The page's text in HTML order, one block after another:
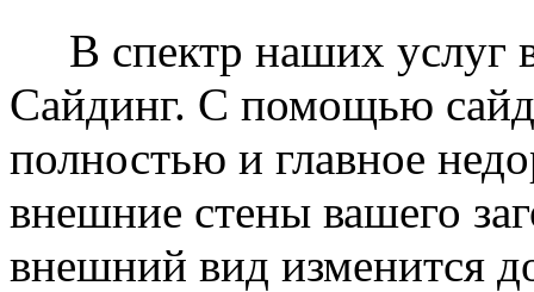
В спектр наших услуг
Сайдинг. С помощью
полностью и главное
внешние стены вашего
внешний вид изменится